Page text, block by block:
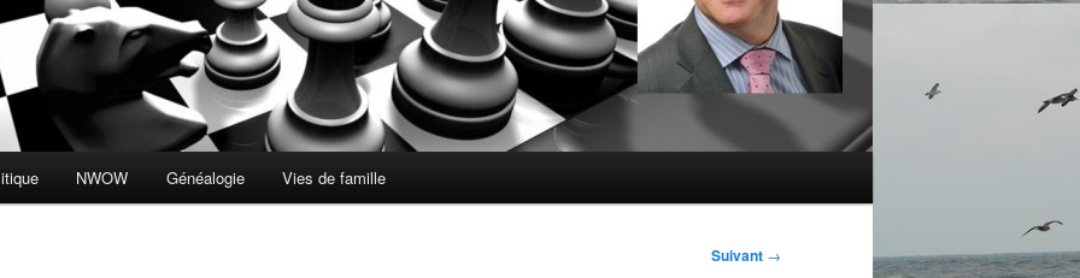
NWOW Généalogie Vies de famille
Suivant →